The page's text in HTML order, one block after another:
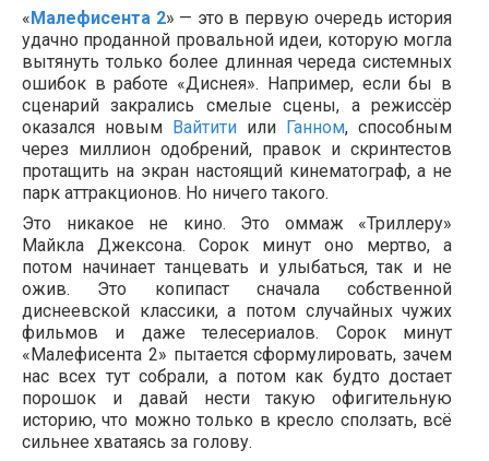
«Малефисента 2» — это в первую очередь история
удачно проданной провальной идеи, которую могла
вытянуть только более длинная череда системных
ошибок в работе «Диснея». Например, если бы в
сценарий закрались смелые сцены, а режиссёр
оказался новым Вайтити или Ганном, способным
через миллион одобрений, правок и скринтестов
протащить на экран настоящий кинематограф, а не
парк аттракционов. Но ничего такого.
Это никакое не кино. Это оммаж «Триллеру»
Майкла Джексона. Сорок минут оно мертво, а
потом начинает танцевать и улыбаться, так и не
ожив. Это копипаст сначала собственной
диснеевской классики, а потом случайных чужих
фильмов и даже телесериалов. Сорок минут
«Малефисента 2» пытается сформулировать, зачем
нас всех тут собрали, а потом как будто достает
порошок и давай нести такую офигительную
историю, что можно только в кресло сползать, всё
сильнее хватаясь за голову.